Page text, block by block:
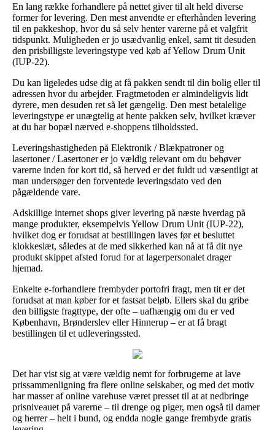
En lang række forhandlere på nettet giver til alt held diverse
former for levering. Den mest anvendte er efterhånden levering
til en pakkeshop, hvor du så selv henter varerne på et valgfrit
tidspunkt. Muligheden er jo usædvanlig enkel, samt tit desuden
den prisbilligste leveringstype ved køb af Yellow Drum Unit
(IUP-22).
Du kan ligeledes udse dig at få pakken sendt til din bolig eller til
adressen hvor du arbejder. Fragtmetoden er almindeligvis lidt
dyrere, men desuden ret så let gængelig. Den mest betalelige
leveringstype er unægtelig at hente pakken selv, hvilket kræver
at du har bopæl nærved e-shoppens tilholdssted.
Leveringshastigheden på Elektronik / Blækpatroner og
lasertoner / Lasertoner er jo vældig relevant om du behøver
varerne inden for kort tid, så herved er det fuldt ud væsentligt at
man undersøger den forventede leveringsdato ved den
pågældende vare.
Adskillige internet shops giver levering på næste hverdag på
mange produkter, eksempelvis Yellow Drum Unit (IUP-22),
hvilket dog er forudsat at bestillingen laves før et besluttet
klokkeslæt, således at de med sikkerhed kan nå at få dit nye
produkt skippet afsted forud for at lagerpersonalet drager
hjemad.
Enkelte e-forhandlere frembyder portofri fragt, men tit er det
forudsat at man køber for et fastsat beløb. Ellers skal du gribe
den billigste fragttype, der ofte – uafhængig om du er ved
København, Brønderslev eller Hinnerup – er at få bragt
bestillingen til et udleveringssted.
Det har vist sig at være vældig nemt for forbrugerne at lave
prissammenligning fra flere online selskaber, og med det motiv
har masser af online varehuse været presset til at at nedbringe
prisniveauet på varerne – til drenge og piger, men også til damer
og herrer – helt i bund, og endda nogle gange frembyde gratis